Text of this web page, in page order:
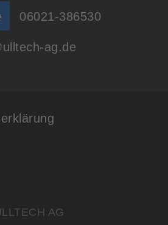
06021-386530
ag.de
AG